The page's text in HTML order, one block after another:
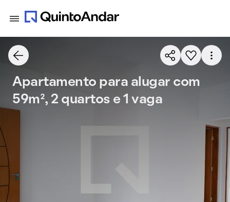
Apartamento para alugar com
59m², 2 quartos e 1 vaga